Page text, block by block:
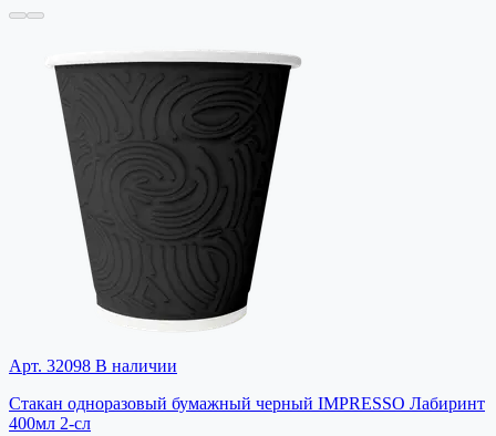
Арт. 32098 В наличии
Стакан одноразовый бумажный черный IMPRESSO Лабиринт
400мл 2-сл